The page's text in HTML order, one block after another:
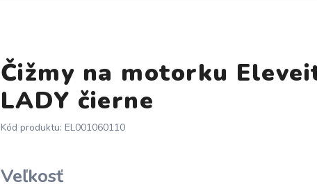
Čižmy na motorku
LADY čierne
Kód produktu: EL001060110
Veľkosť